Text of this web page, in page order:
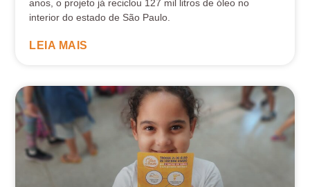
anos, o projeto já reciclou 127 mil litros de óleo no
interior do estado de São Paulo.
LEIA MAIS